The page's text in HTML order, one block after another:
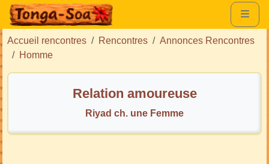
Accueil rencontres Rencontres
Annonces Rencontres
Homme
Relation amoureuse
Riyad ch. une Femme